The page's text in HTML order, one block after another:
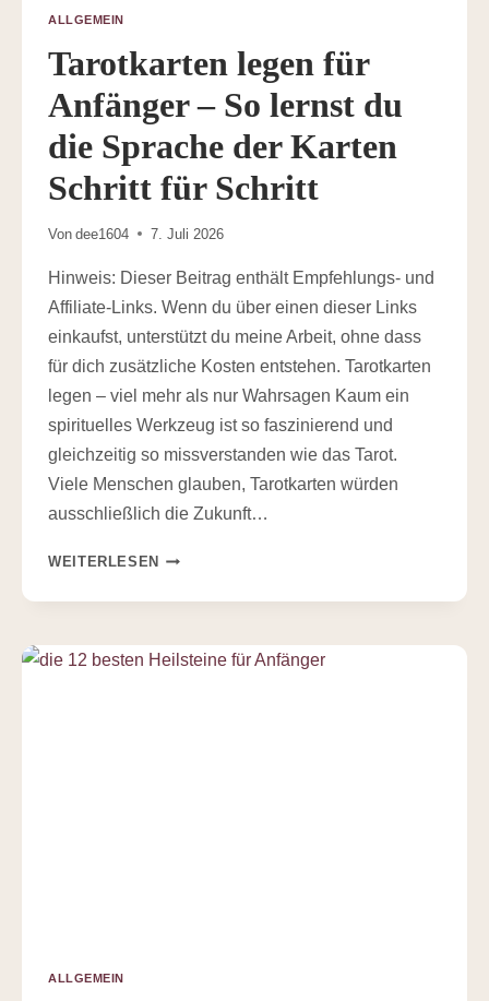
ALLGEMEIN
Tarotkarten legen für
Anfänger – So lernst du
die Sprache der Karten
Schritt für Schritt
Von dee1604 7. Juli 2026
Hinweis: Dieser Beitrag enthält Empfehlungs- und
Affiliate-Links. Wenn du über einen dieser Links
einkaufst, unterstützt du meine Arbeit, ohne dass
für dich zusätzliche Kosten entstehen. Tarotkarten
legen – viel mehr als nur Wahrsagen Kaum ein
spirituelles Werkzeug ist so faszinierend und
gleichzeitig so missverstanden wie das Tarot.
Viele Menschen glauben, Tarotkarten würden
ausschließlich die Zukunft…
WEITERLESEN
TAROTKARTEN
FÜR
–
SO
ALLGEMEIN